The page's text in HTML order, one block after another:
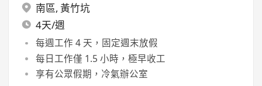
南區, 黃竹坑
4天/週
每週工作 4 天，固定週末放假
每日工作僅 1.5 小時，極早收工
享有公眾假期，冷氣辦公室